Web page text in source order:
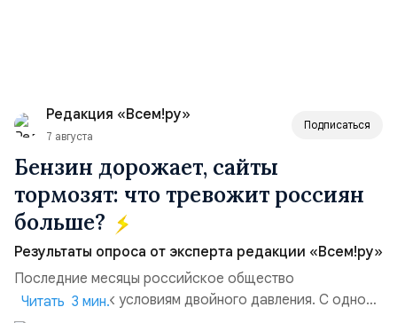
Редакция «Всем!ру»
7 августа
Подписаться
Бензин дорожает, сайты
тормозят: что тревожит россиян
больше?
Результаты опроса от эксперта редакции «Всем!ру»
Последние месяцы российское общество
адаптируется к условиям двойного давления. С одной
Читать 3 мин.